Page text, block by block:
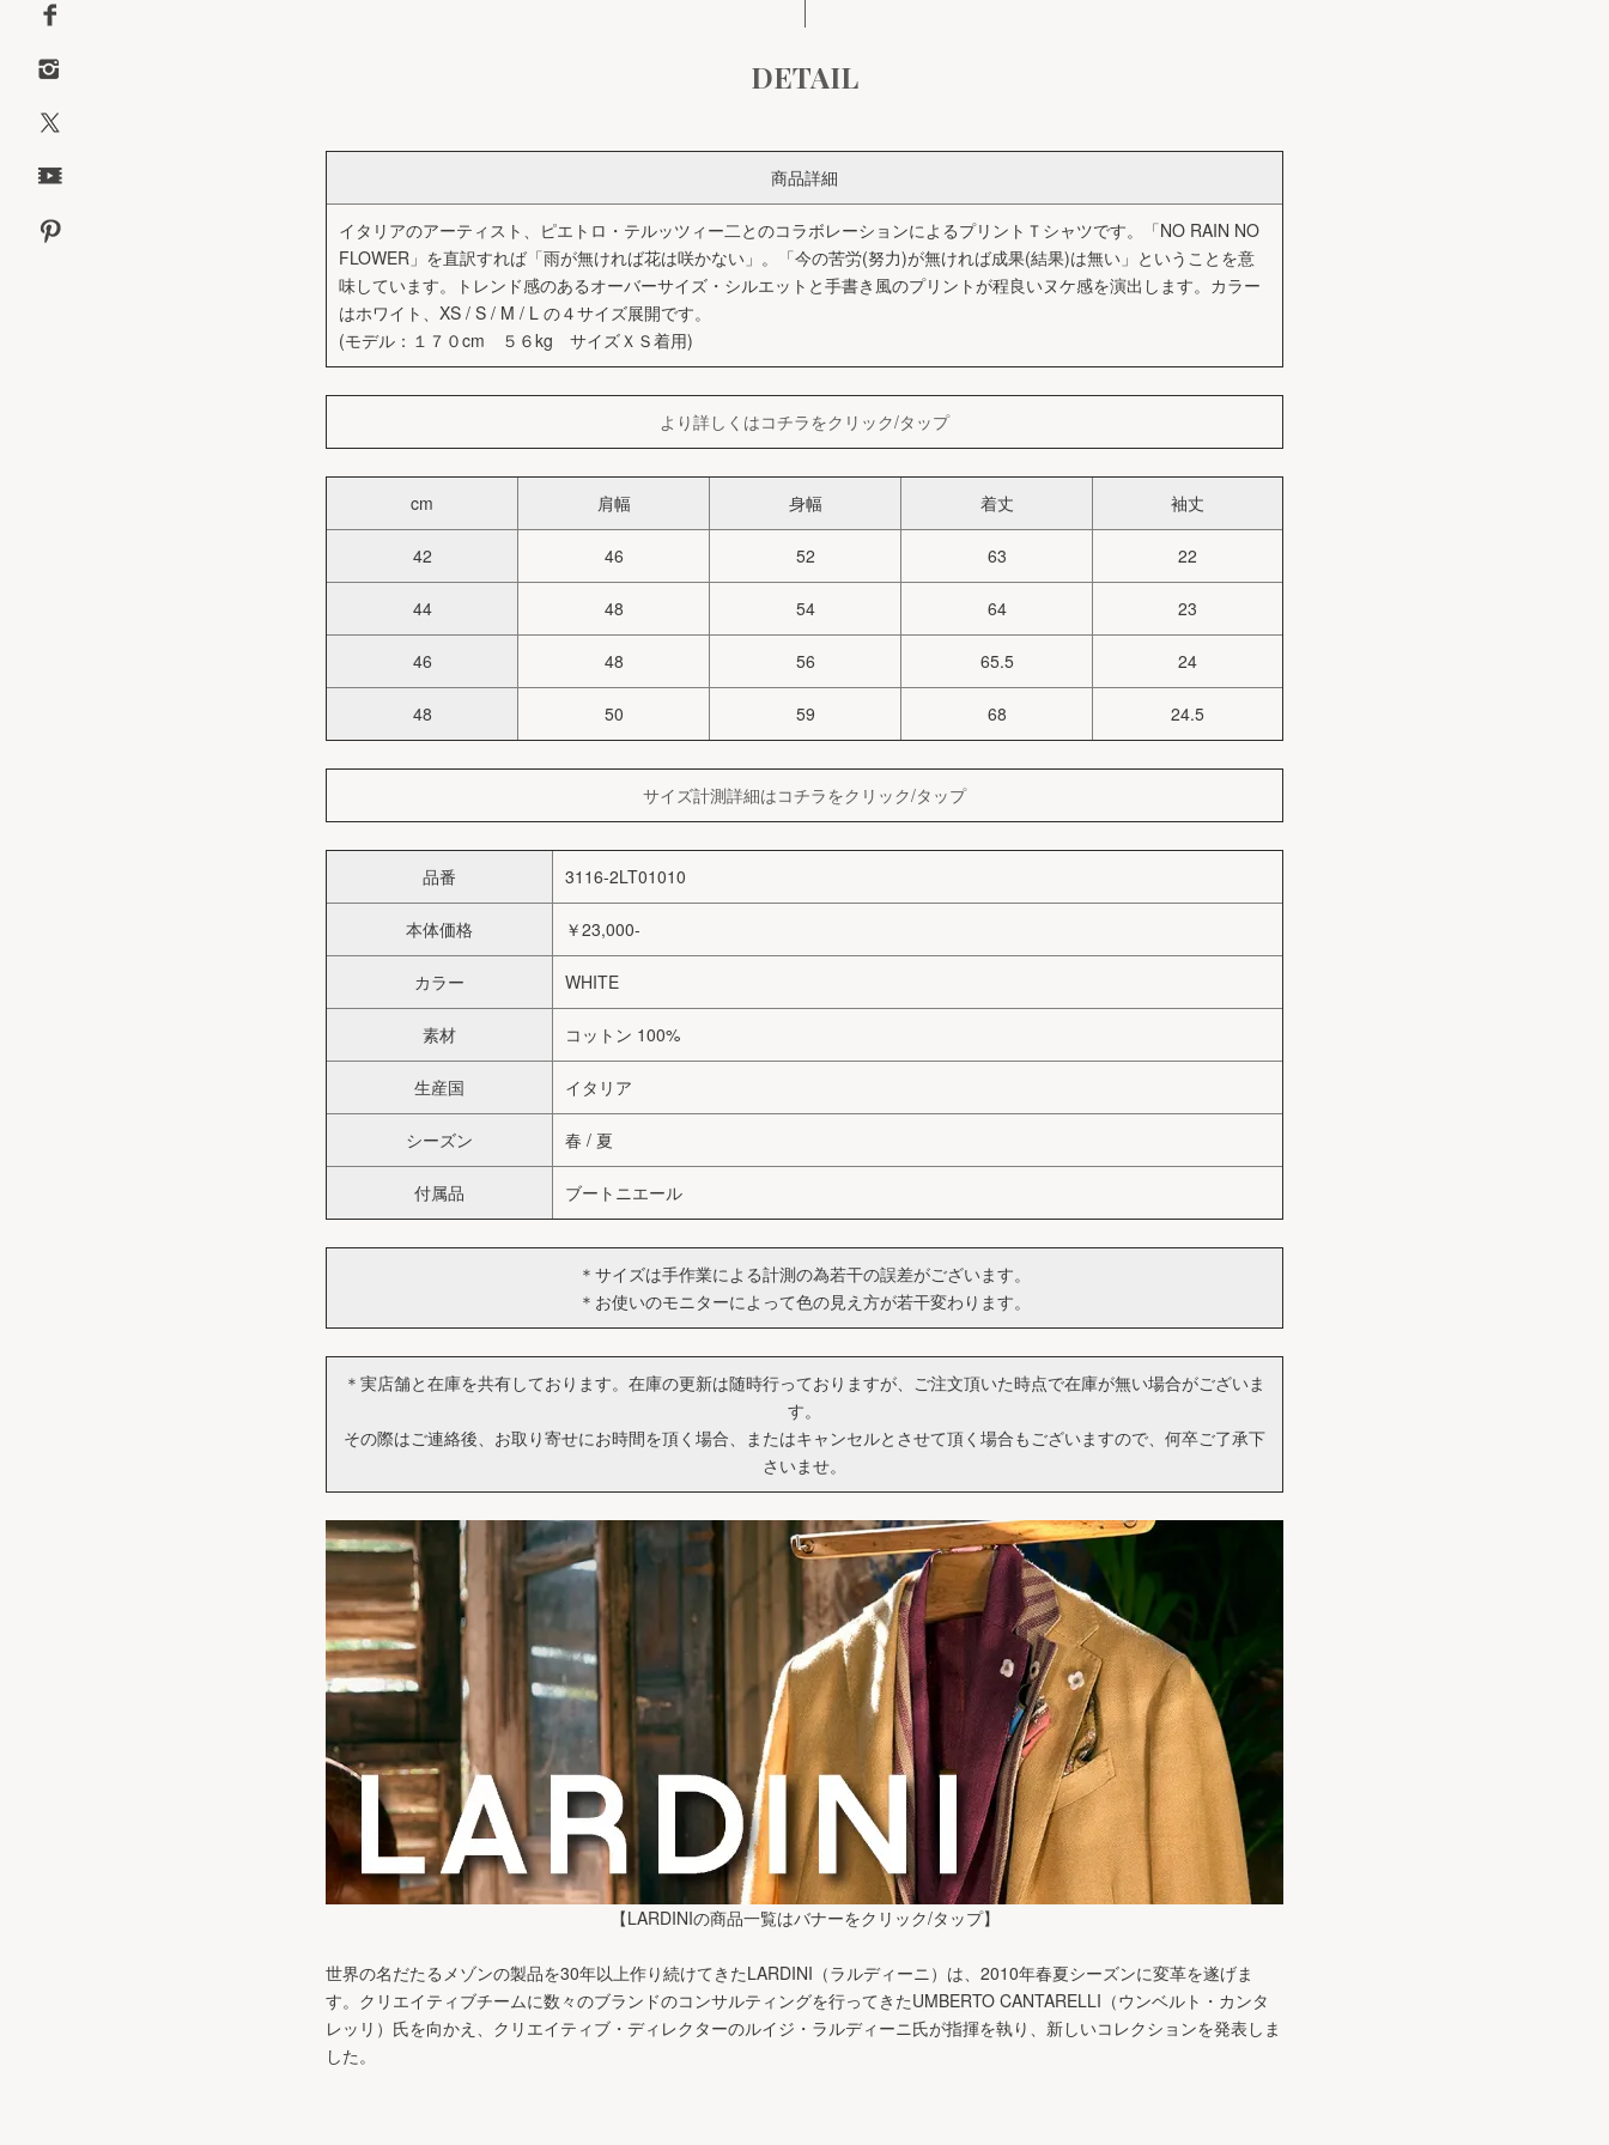
DETAIL
商品詳細
イタリアのアーティスト、ピエトロ・テルッツィー二とのコラボレーションによるプリントＴシャツです。「NO RAIN NO
FLOWER」を直訳すれば「雨が無ければ花は咲かない」。「今の苦労(努力)が無ければ成果(結果)は無い」ということを意
味しています。トレンド感のあるオーバーサイズ・シルエットと手書き風のプリントが程良いヌケ感を演出します。カラー
はホワイト、XS / S / M / L の４サイズ展開です。
(モデル：１７０cm ５６kg サイズＸＳ着用)
より詳しくはコチラをクリック/タップ
cm 肩幅 身幅 着丈 袖丈
42 46 52 63 22
44 48 54 64 23
46 48 56 65.5 24
48 50 59 68 24.5
サイズ計測詳細はコチラをクリック/タップ
品番 3116-2LT01010
本体価格 ￥23,000-
カラー WHITE
素材 コットン 100%
生産国 イタリア
シーズン 春 / 夏
付属品 ブートニエール
＊サイズは手作業による計測の為若干の誤差がございます。
＊お使いのモニターによって色の見え方が若干変わります。
＊実店舗と在庫を共有しております。在庫の更新は随時行っておりますが、ご注文頂いた時点で在庫が無い場合がございま
す。
その際はご連絡後、お取り寄せにお時間を頂く場合、またはキャンセルとさせて頂く場合もございますので、何卒ご了承下
さいませ。
【LARDINIの商品一覧はバナーをクリック/タップ】
世界の名だたるメゾンの製品を30年以上作り続けてきたLARDINI（ラルディーニ）は、2010年春夏シーズンに変革を遂げま
す。クリエイティブチームに数々のブランドのコンサルティングを行ってきたUMBERTO CANTARELLI（ウンベルト・カンタ
レッリ）氏を向かえ、クリエイティブ・ディレクターのルイジ・ラルディーニ氏が指揮を執り、新しいコレクションを発表しま
した。